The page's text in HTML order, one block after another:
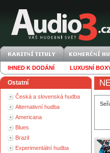
IHNED K DODÁNÍ LUXUSNÍ
Ostatní
Česká a slovenská hudba
Alternativní hudba
Americana
Blues
Brazil
Experimentální hudba